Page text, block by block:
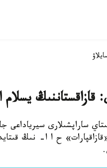
قازاقستاننىڭ
ساراپشىلارى سيرياداعى
ح ا ا- نىڭ